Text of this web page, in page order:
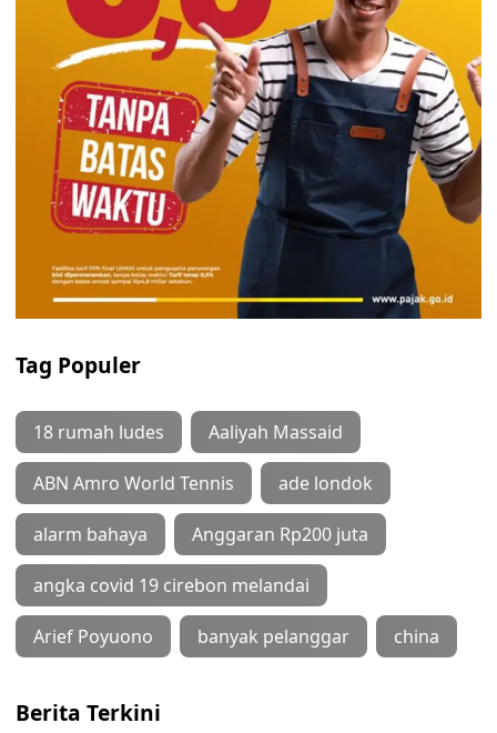
Tag Populer
18 rumah ludes Aaliyah Massaid
ABN Amro World Tennis ade londok
alarm bahaya Anggaran Rp200 juta
angka covid 19 cirebon melandai
Arief Poyuono banyak pelanggar china
Berita Terkini